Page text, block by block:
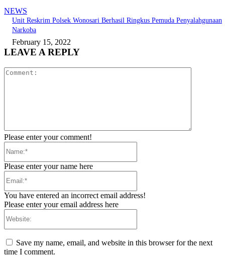
NEWS
Unit Reskrim Polsek Wonosari Berhasil Ringkus Pemuda Penyalahgunaan
Narkoba
February 15, 2022
LEAVE A REPLY
Please enter your comment!
Please enter your name here
You have entered an incorrect email address!
Please enter your email address here
Save my name, email, and website in this browser for the next
time I comment.